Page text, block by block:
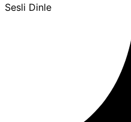
Sesli Dinle